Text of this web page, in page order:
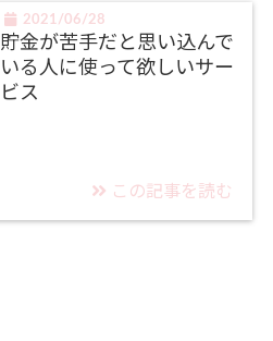
2021/06/28
貯金が苦手だと思い込んで
いる人に使って欲しいサー
ビス
この記事を読む